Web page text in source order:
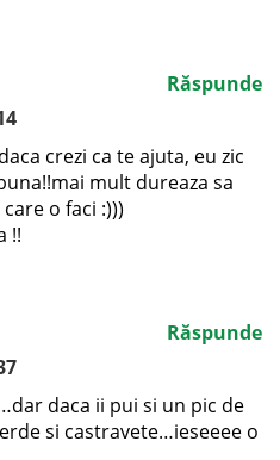
crezi ca te ajuta, eu zic
mult dureaza sa
o faci :)))
!!
Răspunde
daca ii pui si un pic de
si castravete…ieseeee o
Răspunde